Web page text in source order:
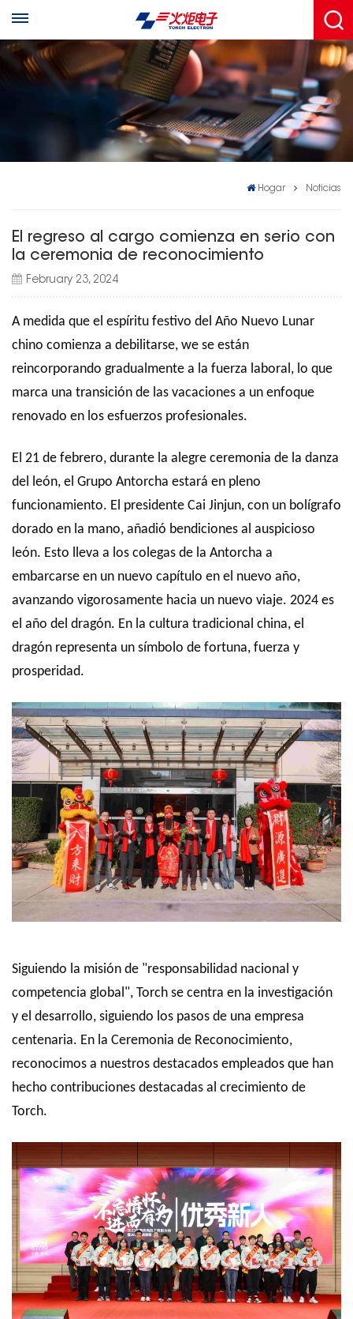
Hogar Noticias
El regreso al cargo comienza en serio con
la ceremonia de reconocimiento
February 23, 2024
A medida que el espíritu festivo del Año Nuevo Lunar
chino comienza a debilitarse, we se están
reincorporando gradualmente a la fuerza laboral, lo que
marca una transición de las vacaciones a un enfoque
renovado en los esfuerzos profesionales.
El 21 de febrero, durante la alegre ceremonia de la danza
del león, el Grupo Antorcha estará en pleno
funcionamiento. El presidente Cai Jinjun, con un bolígrafo
dorado en la mano, añadió bendiciones al auspicioso
león. Esto lleva a los colegas de la Antorcha a
embarcarse en un nuevo capítulo en el nuevo año,
avanzando vigorosamente hacia un nuevo viaje. 2024 es
el año del dragón. En la cultura tradicional china, el
dragón representa un símbolo de fortuna, fuerza y
prosperidad.
Siguiendo la misión de "responsabilidad nacional y
competencia global", Torch se centra en la investigación
y el desarrollo, siguiendo los pasos de una empresa
centenaria. En la Ceremonia de Reconocimiento,
reconocimos a nuestros destacados empleados que han
hecho contribuciones destacadas al crecimiento de
Torch.